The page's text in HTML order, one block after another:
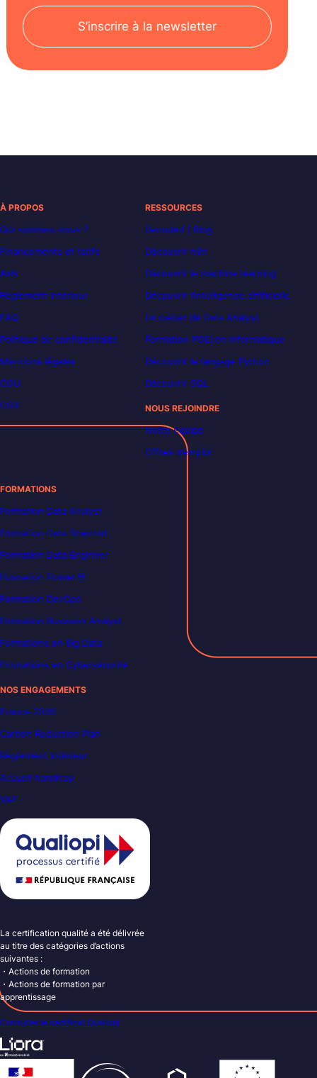
S’inscrire à la newsletter
À PROPOS
Qui sommes-nous ?
Financements et tarifs
Avis
Règlement intérieur
FAQ
Politique de confidentialité
Mentions légales
CGU
CGV
RESSOURCES
Decoded | Blog
Découvrir n8n
Découvrir le machine learning
Découvrir l’intelligence artificielle
Le métier de Data Analyst
Formation POEI en informatique
Découvrir le langage Python
Découvrir SQL
NOUS REJOINDRE
Notre équipe
Offres d’emploi
FORMATIONS
Formation Data Analyst
Formation Data Scientist
Formation Data Engineer
Formation Power BI
Formation DevOps
Formation Business Analyst
Formations en Big Data
Formations en Cybersécurité
NOS ENGAGEMENTS
France 2030
Carbon Reduction Plan
Règlement intérieur
Accueil handicap
VAE
La certification qualité a été délivrée
au titre des catégories d’actions
suivantes :
・Actions de formation
・Actions de formation par
apprentissage
Consulter le certificat Qualiopi